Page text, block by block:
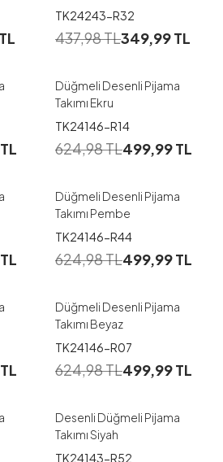
TL
TK24243-R32
437,98TL349,99TL
TL
M L XL
Düğmeli Desenli Pijama
Takımı Ekru
TK24146-R14
624,98TL499,99TL
TL
M L XL
Düğmeli Desenli Pijama
Takımı Pembe
TK24146-R44
624,98TL499,99TL
TL
M L XL
Düğmeli Desenli Pijama
Takımı Beyaz
TK24146-R07
624,98TL499,99TL
M L XL
Desenli Düğmeli Pijama
Takımı Siyah
TK24143-R52